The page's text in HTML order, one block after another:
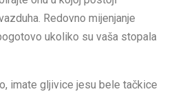
Redovno mijenjanje
ukoliko su vaša stopala
imate gljivice jesu bele tačkice